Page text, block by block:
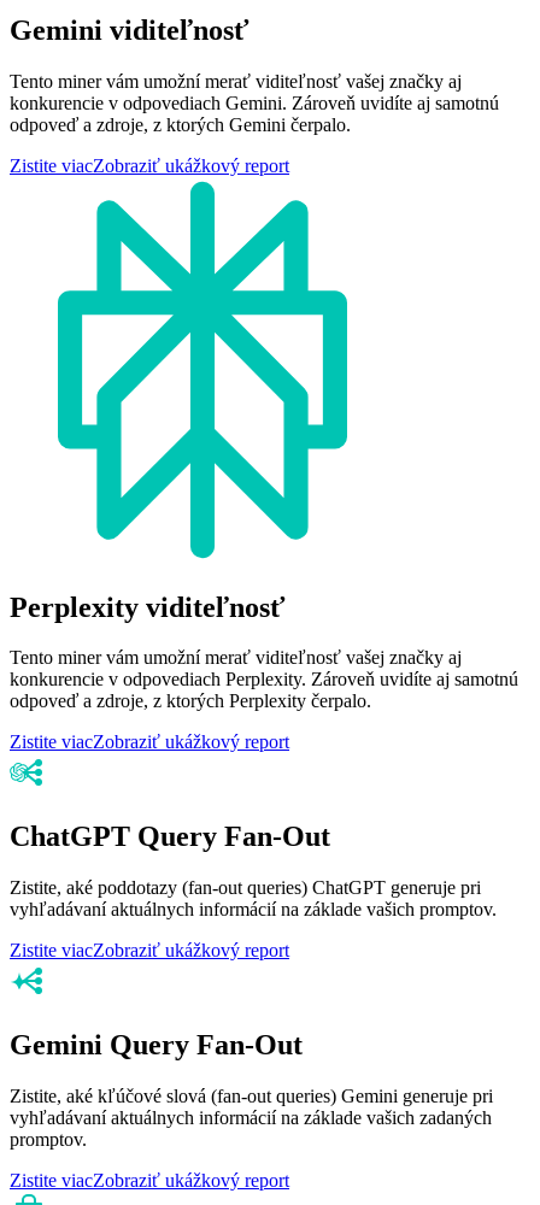
Gemini viditeľnosť
Tento miner vám umožní merať viditeľnosť vašej značky aj
konkurencie v odpovediach Gemini. Zároveň uvidíte aj samotnú
odpoveď a zdroje, z ktorých Gemini čerpalo.
Zistite viacZobraziť ukážkový report
Perplexity viditeľnosť
Tento miner vám umožní merať viditeľnosť vašej značky aj
konkurencie v odpovediach Perplexity. Zároveň uvidíte aj samotnú
odpoveď a zdroje, z ktorých Perplexity čerpalo.
Zistite viacZobraziť ukážkový report
ChatGPT Query Fan-Out
Zistite, aké poddotazy (fan-out queries) ChatGPT generuje pri
vyhľadávaní aktuálnych informácií na základe vašich promptov.
Zistite viacZobraziť ukážkový report
Gemini Query Fan-Out
Zistite, aké kľúčové slová (fan-out queries) Gemini generuje pri
vyhľadávaní aktuálnych informácií na základe vašich zadaných
promptov.
Zistite viacZobraziť ukážkový report